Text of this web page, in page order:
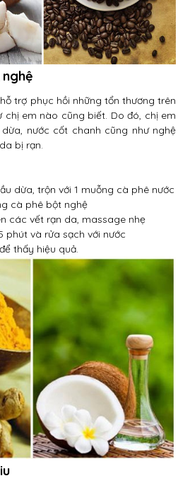
trợ phục hồi những tổn thương trên
chị em nào cũng biết. Do đó, chị em
nước cốt chanh cũng như nghệ
bị rạn.
dừa, trộn với 1 muỗng cà phê nước
cà phê bột nghệ
các vết rạn da, massage nhẹ
phút và rửa sạch với nước
thấy hiệu quả.